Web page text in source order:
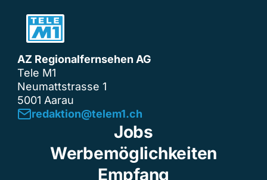
AZ Regionalfernsehen AG
Tele M1
Neumattstrasse 1
5001 Aarau
redaktion@telem1.ch
Jobs
Werbemöglichkeiten
Empfang